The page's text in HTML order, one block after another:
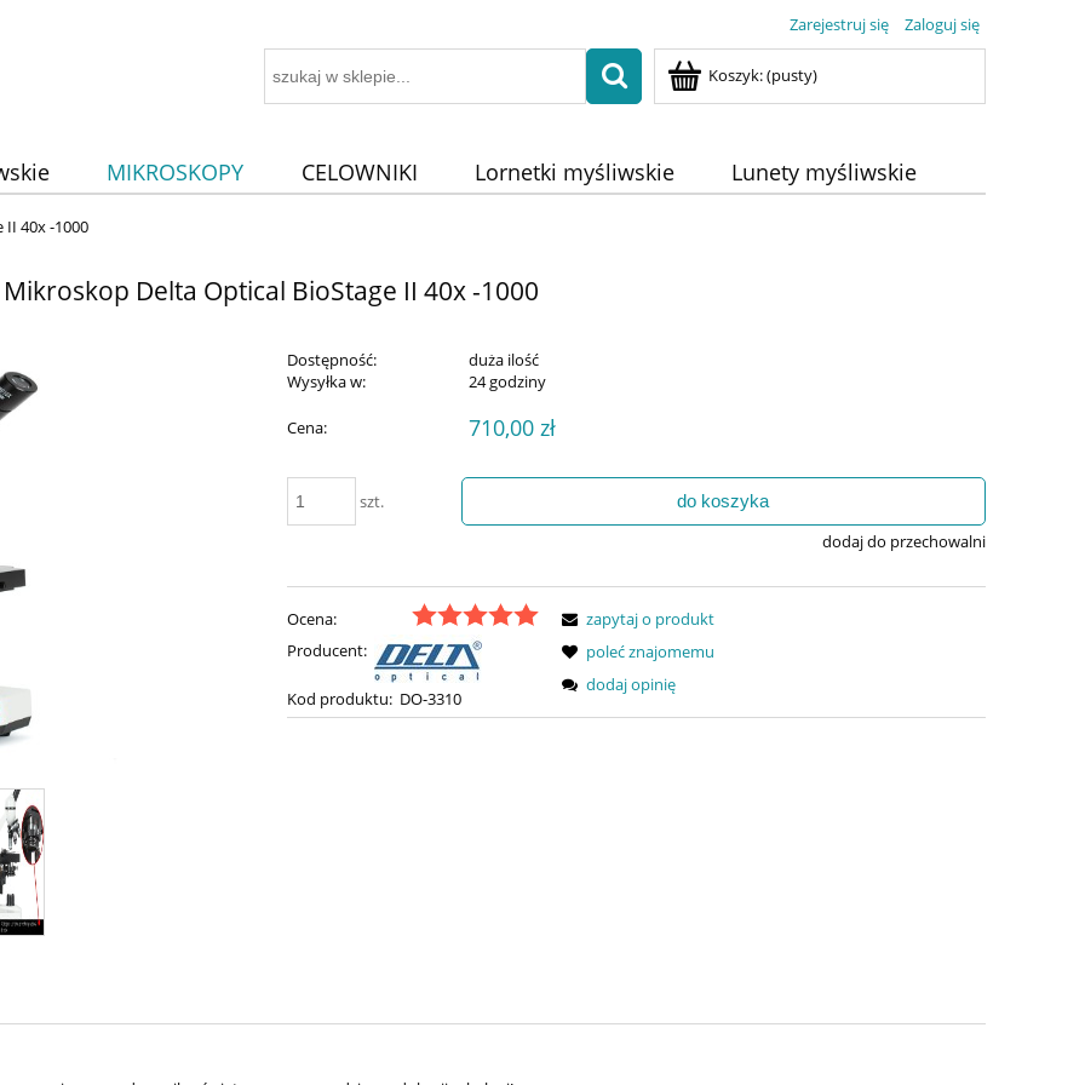
Zarejestruj się Zaloguj się
Koszyk:(pusty)
MIKROSKOPY CELOWNIKI Lornetki myśliwskie
Lunety myśliwskie
40x -1000
Mikroskop Delta Optical BioStage II 40x -1000
Dostępność:
duża ilość
Wysyłka w:
24 godziny
Cena: 710,00 zł
szt. do koszyka
dodaj do przechowalni
Ocena:
Producent:
Kod produktu: DO-3310
zapytaj o produkt
poleć znajomemu
dodaj opinię